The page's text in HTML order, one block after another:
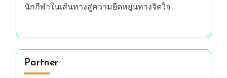
นักกีฬาในเส้นทางสู่ความยืดหยุ่นทางจิตใจ
Partner